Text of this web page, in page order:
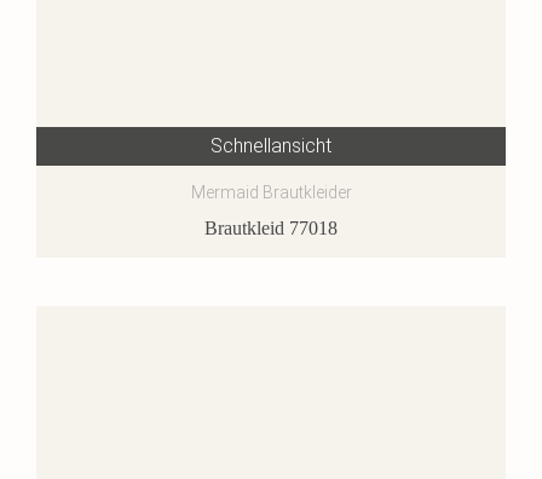
Schnellansicht
Mermaid Brautkleider
Brautkleid 77018